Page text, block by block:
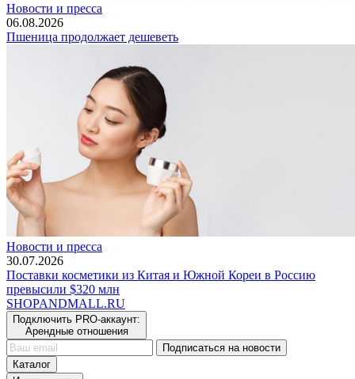
Новости и пресса
06.08.2026
Пшеница продолжает дешеветь
Новости и пресса
30.07.2026
Поставки косметики из Китая и Южной Кореи в Россию
превысили $320 млн
SHOPANDMALL.RU
Подключить PRO-аккаунт:
Арендные отношения
Подписаться на новости
Каталог